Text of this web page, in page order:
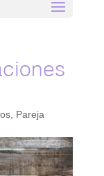
, Pareja